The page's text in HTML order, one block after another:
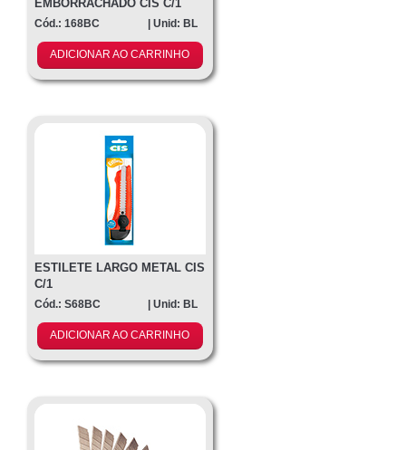
EMBORRACHADO CIS C/1
Cód.: 168BC | Unid: BL
ADICIONAR AO CARRINHO
ESTILETE LARGO METAL CIS
C/1
Cód.: S68BC | Unid: BL
ADICIONAR AO CARRINHO